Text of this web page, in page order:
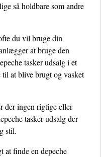
så holdbare som andre
du vil bruge din
at bruge den
tasker udsalg i et
at blive brugt og vasket
der ingen rigtige eller
tasker udsalg der
stil.
at finde en depeche